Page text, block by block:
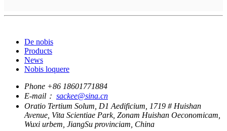
De nobis
Products
News
Nobis loquere
Phone +86 18601771884
E-mail： sackee@sina.cn
Oratio Tertium Solum, D1 Aedificium, 1719 # Huishan
Avenue, Vita Scientiae Park, Zonam Huishan Oeconomicam,
Wuxi urbem, JiangSu provinciam, China